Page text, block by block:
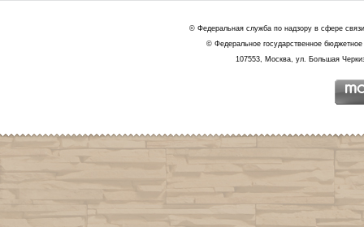
© Федеральная служба по надзору в сфере
© Федеральное государственное
107553, Москва, ул. Большая